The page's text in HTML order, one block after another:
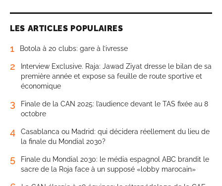
LES ARTICLES POPULAIRES
1 Botola à 20 clubs: gare à l’ivresse
2
Interview Exclusive. Raja: Jawad Ziyat dresse le bilan de sa
première année et expose sa feuille de route sportive et
économique
3
Finale de la CAN 2025: l’audience devant le TAS fixée au 8
octobre
4
Casablanca ou Madrid: qui décidera réellement du lieu de
la finale du Mondial 2030?
5
Finale du Mondial 2030: le média espagnol ABC brandit le
sacre de la Roja face à un supposé «lobby marocain»